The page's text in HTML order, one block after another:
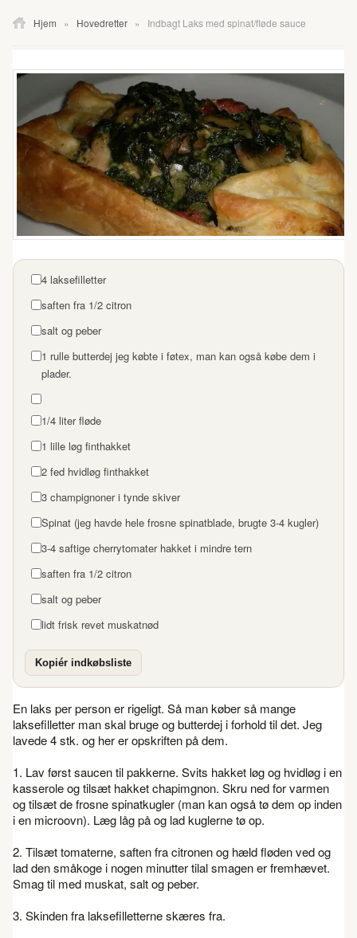
Hjem » Hovedretter » Indbagt Laks med spinat/fløde sauce
4 laksefilletter
saften fra 1/2 citron
salt og peber
1 rulle butterdej jeg købte i føtex, man kan også købe dem i
plader.
1/4 liter fløde
1 lille løg finthakket
2 fed hvidløg finthakket
3 champignoner i tynde skiver
Spinat (jeg havde hele frosne spinatblade, brugte 3-4 kugler)
3-4 saftige cherrytomater hakket i mindre tern
saften fra 1/2 citron
salt og peber
lidt frisk revet muskatnød
Kopiér indkøbsliste
En laks per person er rigeligt. Så man køber så mange
laksefilletter man skal bruge og butterdej i forhold til det. Jeg
lavede 4 stk. og her er opskriften på dem.
1. Lav først saucen til pakkerne. Svits hakket løg og hvidløg i en
kasserole og tilsæt hakket chapimgnon. Skru ned for varmen
og tilsæt de frosne spinatkugler (man kan også tø dem op inden
i en microovn). Læg låg på og lad kuglerne tø op.
2. Tilsæt tomaterne, saften fra citronen og hæld fløden ved og
lad den småkoge i nogen minutter tilal smagen er fremhævet.
Smag til med muskat, salt og peber.
3. Skinden fra laksefilletterne skæres fra.